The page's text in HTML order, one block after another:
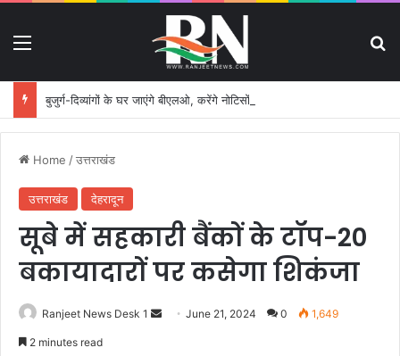
बुजुर्ग-दिव्यांगों के घर जाएंगे बीएलओ, करेंगे नोटिसों का निस्तारण
Home /उत्तराखंड
उत्तराखंड देहरादून
सूबे में सहकारी बैंकों के टॉप-20
बकायादारों पर कसेगा शिकंजा
Ranjeet News Desk 1 June 21, 2024 0 1,649
2 minutes read